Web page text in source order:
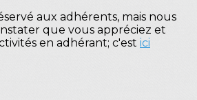
aux adhérents, mais nous
que vous appréciez et
en adhérant; c'est ici